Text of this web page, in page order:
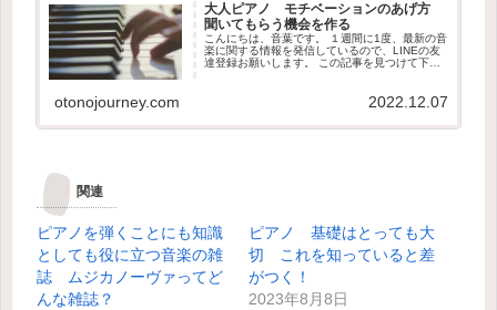
大人ピアノ モチベーションのあげ方
聞いてもらう機会を作る
こんにちは、音葉です。 １週間に1度、最新の音
楽に関する情報を発信しているので、LINEの友
達登録お願いします。 この記事を見つけて下さ
otonojourney.com 2022.12.07
関連
ピアノを弾くことにも知識
としても役に立つ音楽の雑
誌 ムジカノーヴァってど
んな雑誌？
ピアノ 基礎はとっても大
切 これを知っていると差
がつく！
2023年8月8日